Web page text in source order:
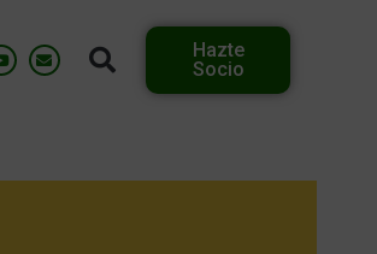
Hazte
Socio